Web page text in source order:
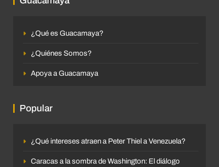
¿Qué es Guacamaya?
¿Quiénes Somos?
Apoya a Guacamaya
Popular
¿Qué intereses atraen a Peter Thiel a Venezuela?
Caracas a la sombra de Washington: El diálogo